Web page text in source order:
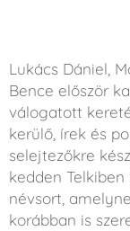
Lukács Dániel,
Bence először
válogatott
kerülő, írek és
selejtezőkre
kedden
névsort,
korábban is